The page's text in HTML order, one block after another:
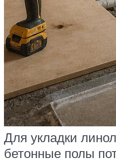
Для укладки
бетонные полы